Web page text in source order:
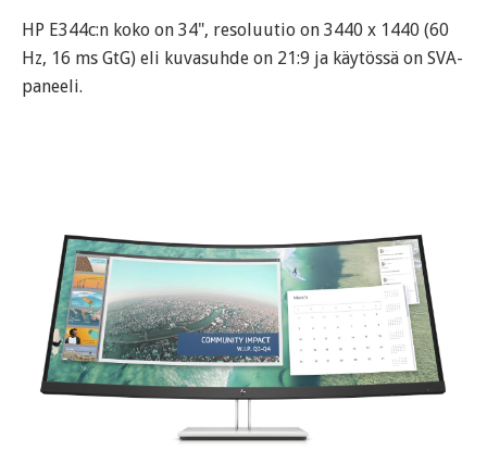
HP E344c:n koko on 34", resoluutio on 3440 x 1440 (60
Hz, 16 ms GtG) eli kuvasuhde on 21:9 ja käytössä on SVA-
paneeli.